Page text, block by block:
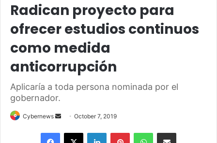
Radican proyecto para
ofrecer estudios continuos
como medida
anticorrupción
Aplicaría a toda persona nominada por el
gobernador.
Cybernews
Send
email
October 7, 2019
Facebook
X LinkedInPinterestWhatsAppShare via Email